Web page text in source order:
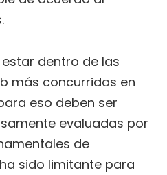
dentro de las
más concurridas en
eso deben ser
evaluadas por
de
sido limitante para